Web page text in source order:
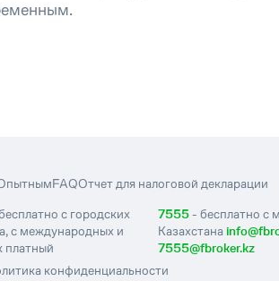
FAQОтчет для налоговой декларации
с городских
с международных и
платный
7555- бесплатно с
Казахстана
7555@fbroker.kz
конфиденциальности